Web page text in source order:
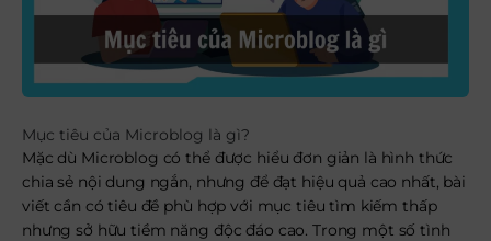
Mục tiêu của Microblog là gì?
Mặc dù Microblog có thể được hiểu đơn giản là hình thức
chia sẻ nội dung ngắn, nhưng để đạt hiệu quả cao nhất, bài
viết cần có tiêu đề phù hợp với mục tiêu tìm kiếm thấp
nhưng sở hữu tiềm năng độc đáo cao. Trong một số tình